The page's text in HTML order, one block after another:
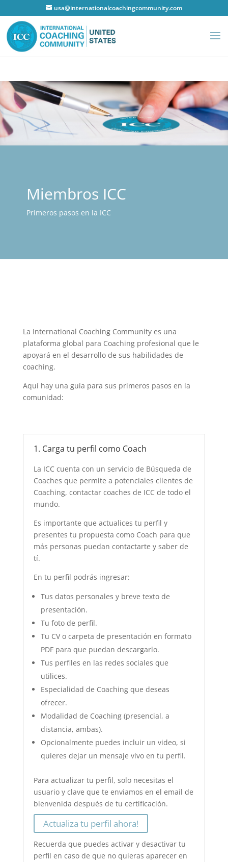
usa@internationalcoachingcommunity.com
Miembros ICC
Primeros pasos en la ICC
La International Coaching Community es una
plataforma global para Coaching profesional que le
apoyará en el desarrollo de sus habilidades de
coaching.
Aquí hay una guía para sus primeros pasos en la
comunidad:
1. Carga tu perfil como Coach
La ICC cuenta con un servicio de Búsqueda de
Coaches que permite a potenciales clientes de
Coaching, contactar coaches de ICC de todo el
mundo.
Es importante que actualices tu perfil y
presentes tu propuesta como Coach para que
más personas puedan contactarte y saber de
tí.
En tu perfil podrás ingresar:
Tus datos personales y breve texto de
presentación.
Tu foto de perfil.
Tu CV o carpeta de presentación en formato
PDF para que puedan descargarlo.
Tus perfiles en las redes sociales que
utilices.
Especialidad de Coaching que deseas
ofrecer.
Modalidad de Coaching (presencial, a
distancia, ambas).
Opcionalmente puedes incluir un video, si
quieres dejar un mensaje vivo en tu perfil.
Para actualizar tu perfil, solo necesitas el
usuario y clave que te enviamos en el email de
bienvenida después de tu certificación.
Actualiza tu perfil ahora!
Recuerda que puedes activar y desactivar tu
perfil en caso de que no quieras aparecer en